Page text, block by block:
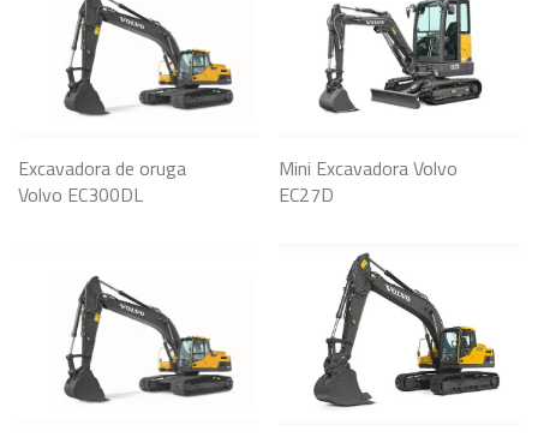
Excavadora de oruga
Volvo EC300DL
Mini Excavadora Volvo
EC27D